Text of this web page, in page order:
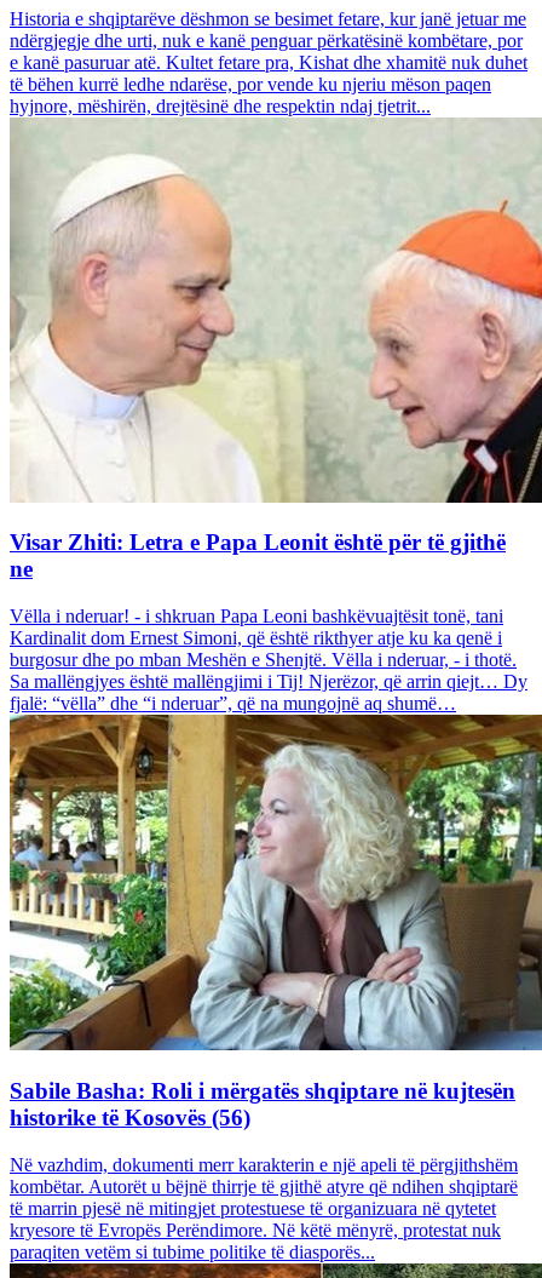
Historia e shqiptarëve dëshmon se besimet fetare, kur janë jetuar me
ndërgjegje dhe urti, nuk e kanë penguar përkatësinë kombëtare, por
e kanë pasuruar atë. Kultet fetare pra, Kishat dhe xhamitë nuk duhet
të bëhen kurrë ledhe ndarëse, por vende ku njeriu mëson paqen
hyjnore, mëshirën, drejtësinë dhe respektin ndaj tjetrit...
Visar Zhiti: Letra e Papa Leonit është për të gjithë
ne
Vëlla i nderuar! - i shkruan Papa Leoni bashkëvuajtësit tonë, tani
Kardinalit dom Ernest Simoni, që është rikthyer atje ku ka qenë i
burgosur dhe po mban Meshën e Shenjtë. Vëlla i nderuar, - i thotë.
Sa mallëngjyes është mallëngjimi i Tij! Njerëzor, që arrin qiejt… Dy
fjalë: “vëlla” dhe “i nderuar”, që na mungojnë aq shumë…
Sabile Basha: Roli i mërgatës shqiptare në kujtesën
historike të Kosovës (56)
Në vazhdim, dokumenti merr karakterin e një apeli të përgjithshëm
kombëtar. Autorët u bëjnë thirrje të gjithë atyre që ndihen shqiptarë
të marrin pjesë në mitingjet protestuese të organizuara në qytetet
kryesore të Evropës Perëndimore. Në këtë mënyrë, protestat nuk
paraqiten vetëm si tubime politike të diasporës...